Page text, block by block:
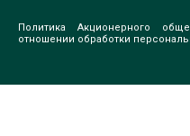
Политика Акционерного
отношении обработки